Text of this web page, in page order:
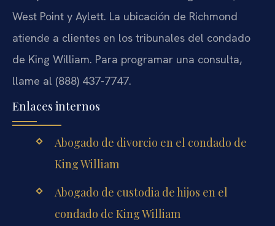
West Point y Aylett. La ubicación de Richmond
atiende a clientes en los tribunales del condado
de King William. Para programar una consulta,
llame al (888) 437-7747.
Enlaces internos
Abogado de divorcio en el condado de
King William
Abogado de custodia de hijos en el
condado de King William